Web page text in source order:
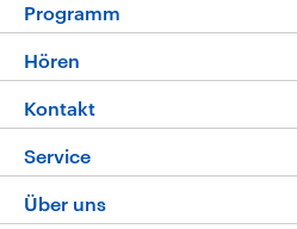
Programm
Programm
Die Nachrichten
Nachrichtenleicht
Neue Beiträge auf dlf.de
Hören
Livestream
Podcasts
Deutschlandfunk App
Kontakt
Hörerservice
Service
FAQ
Über uns